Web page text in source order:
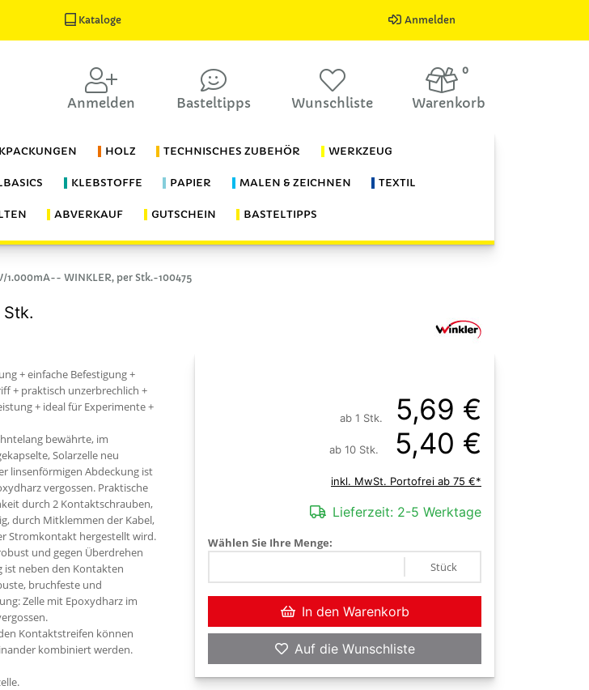
Kataloge Anmelden
Anmelden Basteltipps Wunschliste
0
Warenkorb
HOLZ TECHNISCHES ZUBEHÖR WERKZEUG
KLEBSTOFFE PAPIER MALEN & ZEICHNEN TEXTIL
ABVERKAUF GUTSCHEIN BASTELTIPPS
1.000mA-- WINKLER, per Stk.-100475
+ einfache Befestigung +
+ praktisch unzerbrechlich +
+ ideal für Experimente +
bewährte, im
Solarzelle neu
linsenförmigen Abdeckung ist
vergossen. Praktische
durch 2 Kontaktschrauben,
durch Mitklemmen der Kabel,
Stromkontakt hergestellt wird.
und gegen Überdrehen
ist neben den Kontakten
bruchfeste und
Zelle mit Epoxydharz im
Kontaktstreifen können
kombiniert werden.
ab 1 Stk. 5,69 €
ab 10 Stk. 5,40 €
inkl. MwSt. Portofrei ab 75 €*
Lieferzeit: 2-5 Werktage
Wählen Sie Ihre Menge:
Stück
In den Warenkorb
Auf die Wunschliste